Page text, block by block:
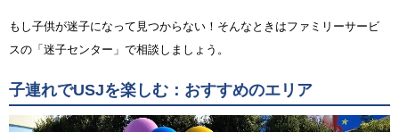
もし子供が迷子になって見つからない！そんなときはファミリーサービ
スの「迷子センター」で相談しましょう。
子連れでUSJを楽しむ：おすすめのエリア